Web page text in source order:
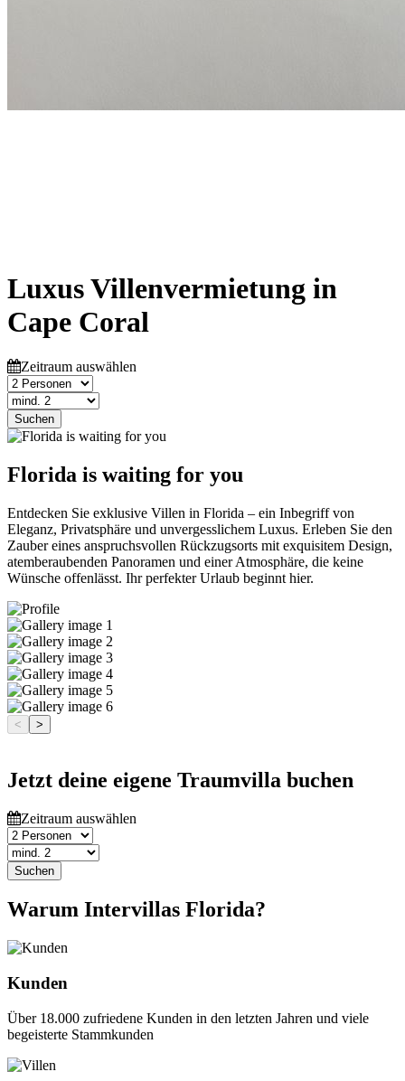
Luxus Villenvermietung in
Cape Coral
Zeitraum auswählen
Suchen
Florida is waiting for you
Entdecken Sie exklusive Villen in Florida – ein Inbegriff von
Eleganz, Privatsphäre und unvergesslichem Luxus. Erleben Sie den
Zauber eines anspruchsvollen Rückzugsorts mit exquisitem Design,
atemberaubenden Panoramen und einer Atmosphäre, die keine
Wünsche offenlässt. Ihr perfekter Urlaub beginnt hier.
< >
Jetzt deine eigene Traumvilla buchen
Zeitraum auswählen
Suchen
Warum Intervillas Florida?
Kunden
Über 18.000 zufriedene Kunden in den letzten Jahren und viele
begeisterte Stammkunden